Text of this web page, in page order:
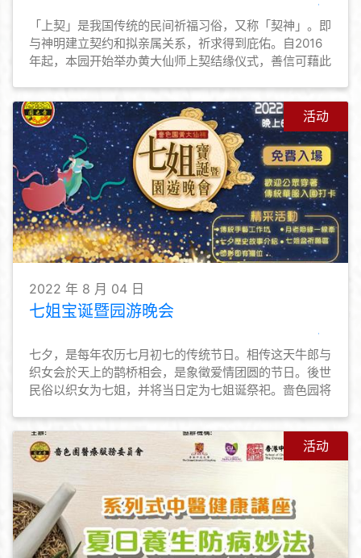
「上契」是我国传统的民间祈福习俗，又称「契神」。即
与神明建立契约和拟亲属关系，祈求得到庇佑。自2016
年起，本园开始举办黄大仙师上契结缘仪式，善信可藉此
师结善缘的途径之一。本园亦会为契子女恒常举办活动，
让契子女勿忘仙恩，时常普济劝善，弘扬黄大仙信仰的教
义和文化。
活动
2022 年 8 月 04 日
七姐宝诞暨园游晚会
七夕，是每年农历七月初七的传统节日。相传这天牛郎与
织女会於天上的鹊桥相会，是象徵爱情团圆的节日。後世
民俗以织女为七姐，并将当日定为七姐诞祭祀。啬色园将
庆佳节。
活动